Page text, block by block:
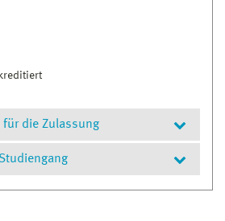
für die Zulassung